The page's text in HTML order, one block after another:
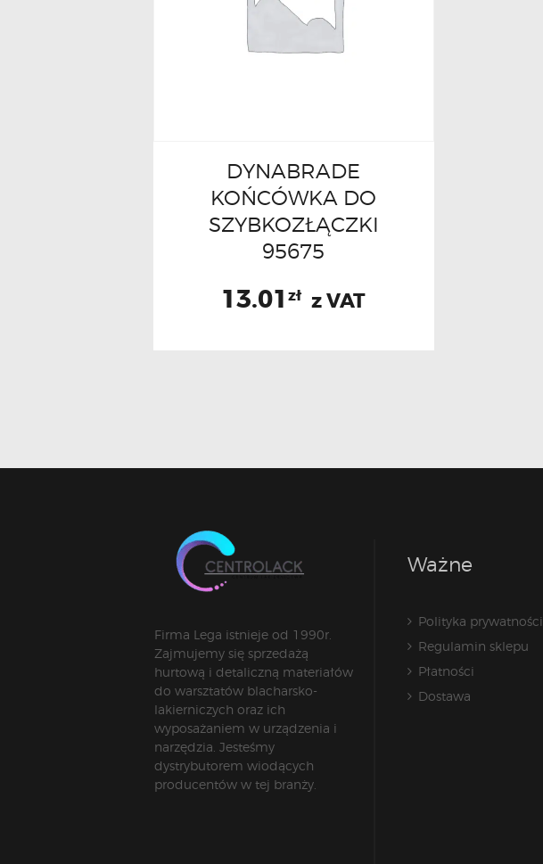
DYNABRADE
KOŃCÓWKA DO
SZYBKOZŁĄCZKI
95675
13.01zł z VAT
Firma Lega istnieje od 1990r.
Zajmujemy się sprzedażą
hurtową i detaliczną materiałów
do warsztatów blacharsko-
lakierniczych oraz ich
wyposażaniem w urządzenia i
narzędzia. Jesteśmy
dystrybutorem wiodących
producentów w tej branży.
Ważne
Polityka prywatności
Regulamin sklepu
Płatności
Dostawa